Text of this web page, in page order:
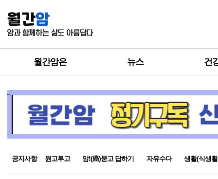
월간암은 뉴스 건
공지사항 원고투고 암!(癌)묻고 답하기 자유수다 생활(식생